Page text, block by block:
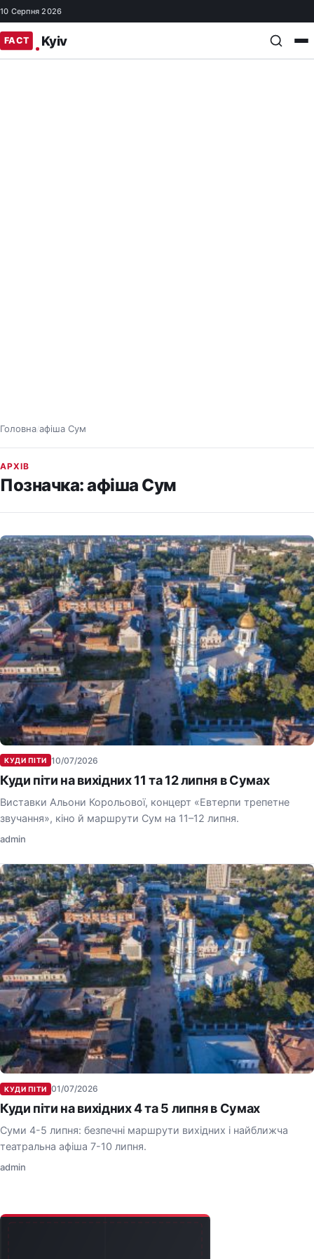
10 Серпня 2026
Головна/афіша Сум
АРХІВ
Позначка:афіша Сум
КУДИ ПІТИ 10/07/2026
Куди піти на вихідних 11 та 12 липня в Сумах
Виставки Альони Корольової, концерт «Евтерпи трепетне
звучання», кіно й маршрути Сум на 11–12 липня.
admin
КУДИ ПІТИ 01/07/2026
Куди піти на вихідних 4 та 5 липня в Сумах
Суми 4-5 липня: безпечні маршрути вихідних і найближча
театральна афіша 7-10 липня.
admin